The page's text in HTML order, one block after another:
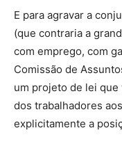
E para agravar a
(que contraria a
com emprego, com
Comissão de
um projeto de lei
dos trabalhadores
explicitamente a